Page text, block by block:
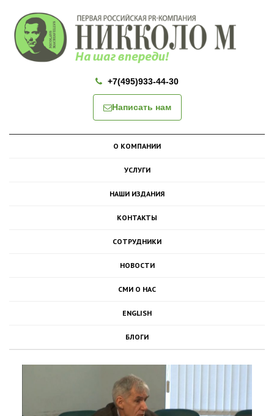
+7(495)933-44-30
Написать нам
О КОМПАНИИ
УСЛУГИ
НАШИ ИЗДАНИЯ
КОНТАКТЫ
СОТРУДНИКИ
НОВОСТИ
СМИ О НАС
ENGLISH
БЛОГИ